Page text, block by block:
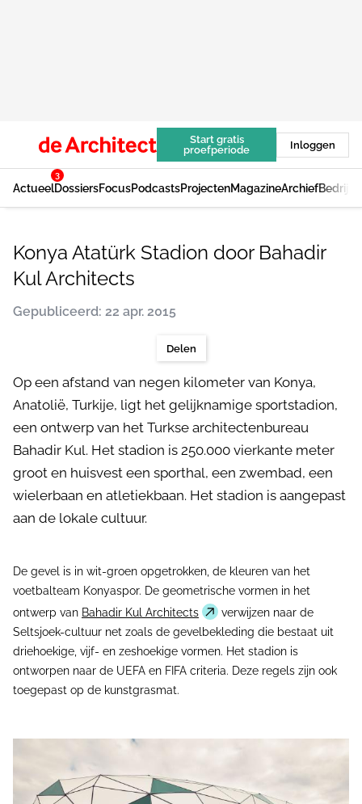
Start gratis
proefperiode
Inloggen
Actueel
3
DossiersFocusPodcastsProjectenMagazineArchief
Konya Atatürk Stadion door Bahadir
Kul Architects
Gepubliceerd: 22 apr. 2015
Delen
Op een afstand van negen kilometer van Konya,
Anatolië, Turkije, ligt het gelijknamige sportstadion,
een ontwerp van het Turkse architectenbureau
Bahadir Kul. Het stadion is 250.000 vierkante meter
groot en huisvest een sporthal, een zwembad, een
wielerbaan en atletiekbaan. Het stadion is aangepast
aan de lokale cultuur.
De gevel is in wit-groen opgetrokken, de kleuren van het
voetbalteam Konyaspor. De geometrische vormen in het
ontwerp van Bahadir Kul Architects
verwijzen naar de
Seltsjoek-cultuur net zoals de gevelbekleding die bestaat uit
driehoekige, vijf- en zeshoekige vormen. Het stadion is
ontworpen naar de UEFA en FIFA criteria. Deze regels zijn ook
toegepast op de kunstgrasmat.